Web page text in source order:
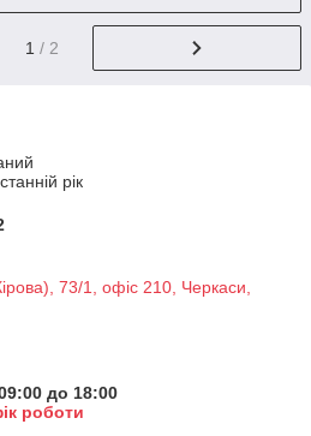
1 / 2
рік
73/1, офіс 210, Черкаси,
до 18:00
роботи